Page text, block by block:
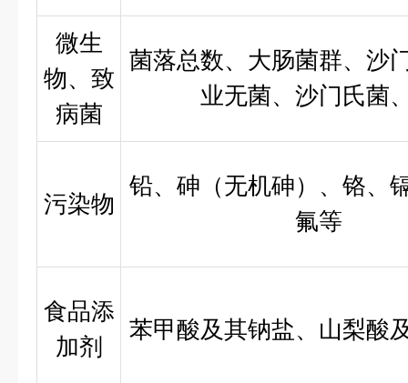
微生
物、致
病菌
菌落总数、大肠菌群、沙
业无菌、沙门氏菌
污染物
铅、砷（无机砷）、铬、
氟等
食品添
加剂
苯甲酸及其钠盐、山梨酸